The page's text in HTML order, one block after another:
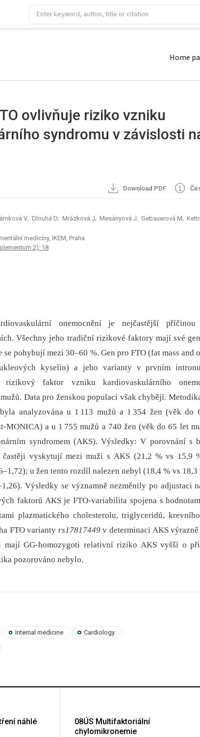
Home
ovlivňuje riziko vzniku
syndromu v závislosti
Download PDF
V; Dlouhá D; Mrázková J; Mesányová J; Gebauerová M;
medicíny, IKEM, Praha
2): 18
onemocnění je nejčastější
Všechny jeho tradiční rizikové faktory mají své
pohybují mezi 30–60 %. Gen pro FTO (fat mass and
kyselin) a jeho varianty v prvním
faktor vzniku kardiovaskulárního
Data pro ženskou populaci však chybějí.
analyzována u 1 113 mužů a 1 354 žen (věk do
MONICA) a u 1 755 mužů a 740 žen (věk do 65 let
syndromem (AKS). Výsledky: V porovnání s
častěji vyskytují mezi muži s AKS (21,2 % vs 15,9
u žen tento rozdíl nalezen nebyl (18,4 % vs 18,3
Výsledky se významně nezměnily po adjustaci
faktorů AKS je FTO-variabilita spojena s
plazmatického cholesterolu, triglyceridů,
FTO varianty rs17817449v determinaci AKS
mají GG-homozygoti relativní riziko AKS vyšší o
pozorováno nebylo.
Internal medicine Cardiology
náhlé
08ÚS Multifaktoriální
chylomikronemie